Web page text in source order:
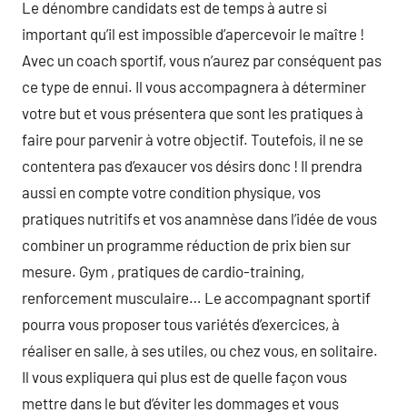
Le dénombre candidats est de temps à autre si
important qu’il est impossible d’apercevoir le maître !
Avec un coach sportif, vous n’aurez par conséquent pas
ce type de ennui. Il vous accompagnera à déterminer
votre but et vous présentera que sont les pratiques à
faire pour parvenir à votre objectif. Toutefois, il ne se
contentera pas d’exaucer vos désirs donc ! Il prendra
aussi en compte votre condition physique, vos
pratiques nutritifs et vos anamnèse dans l’idée de vous
combiner un programme réduction de prix bien sur
mesure. Gym , pratiques de cardio-training,
renforcement musculaire… Le accompagnant sportif
pourra vous proposer tous variétés d’exercices, à
réaliser en salle, à ses utiles, ou chez vous, en solitaire.
Il vous expliquera qui plus est de quelle façon vous
mettre dans le but d’éviter les dommages et vous